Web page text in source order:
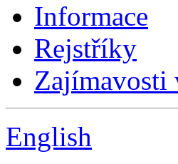
Informace
Rejstříky
Zajímavosti
English